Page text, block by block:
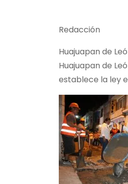
Redacción
Huajuapan de
Huajuapan de
establece la ley